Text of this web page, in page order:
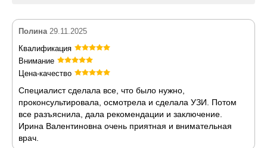
Полина 29.11.2025
Квалификация
Внимание
Цена-качество
Специалист сделала все, что было нужно,
проконсультировала, осмотрела и сделала УЗИ. Потом
все разъяснила, дала рекомендации и заключение.
Ирина Валентиновна очень приятная и внимательная
врач.